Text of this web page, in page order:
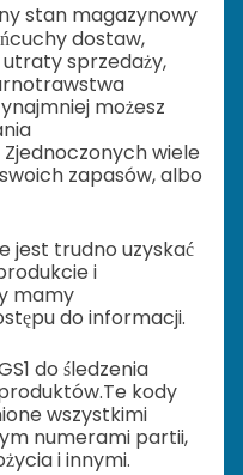
stan magazynowy
dostaw,
sprzedaży,
możesz
wiele
zapasów, albo
jest trudno uzyskać
i
mamy
do informacji.
do śledzenia
Te kody
wszystkimi
numerami partii,
i innymi.